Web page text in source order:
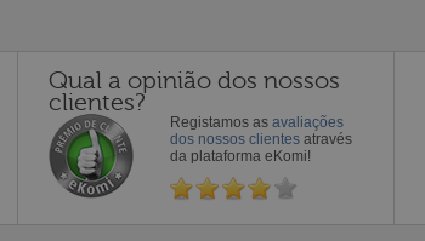
Qual a opinião dos nossos
clientes?
Registamos as avaliações
dos nossos clientes através
da plataforma eKomi!